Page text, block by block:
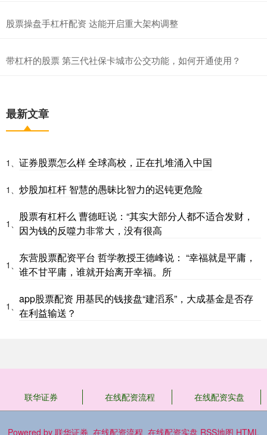
股票操盘手杠杆配资 达能开启重大架构调整
带杠杆的股票 第三代社保卡城市公交功能，如何开通使用？
最新文章
1、 证券股票怎么样 全球高校，正在扎堆涌入中国
1、 炒股加杠杆 智慧的愚昧比智力的迟钝更危险
1、
股票有杠杆么 曹德旺说：“其实大部分人都不适合发财，
因为钱的反噬力非常大，没有很高
1、
东营股票配资平台 哲学教授王德峰说： “幸福就是平庸，
谁不甘平庸，谁就开始离开幸福。所
1、
app股票配资 用基民的钱接盘“建滔系”，大成基金是否存
在利益输送？
联华证券 在线配资流程 在线配资实盘
Powered by 联华证券_在线配资流程_在线配资实盘 RSS地图 HTML